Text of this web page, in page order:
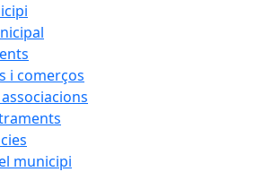
i comerços
municipi